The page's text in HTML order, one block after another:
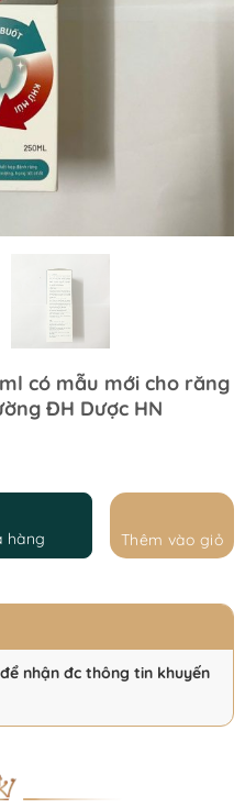
có mẫu mới cho răng
ĐH Dược HN
₫.
hàng Thêm vào giỏ
nhận đc thông tin khuyến